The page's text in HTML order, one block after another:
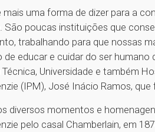
mais uma forma de dizer para a
São poucas instituições que
trabalhando para que nossas
de educar e cuidar do ser
Técnica, Universidade e também
(IPM), José Inácio Ramos,
diversos momentos e
pelo casal Chamberlain, em